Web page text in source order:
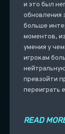
и это был
обновления
больше
моментов,
умения у
игрокам
превзойти
переиграть
READ